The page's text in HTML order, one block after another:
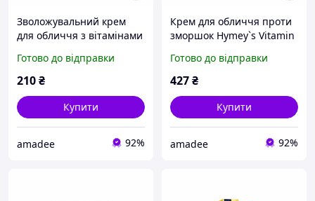
Зволожувальний крем
для обличчя з вітамінами
E+B5 Moisturizing Cream
Готово до відправки
210₴
Купити
amadee 92%
Крем для обличчя проти
зморшок Hymey`s Vitamin
Moisturizing Cream
Готово до відправки
427₴
Купити
amadee 92%